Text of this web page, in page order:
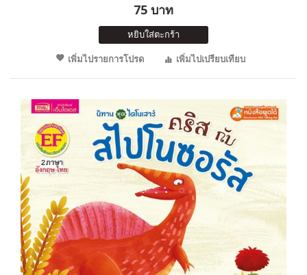
75 บาท
หยิบใส่ตะกร้า
เพิ่มไปรายการโปรด
เพิ่มไปเปรียบเทียบ